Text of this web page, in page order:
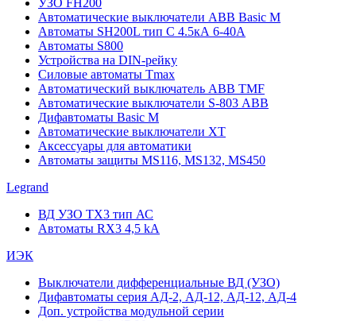
УЗО FH200
Автоматические выключатели ABB Basic M
Автоматы SH200L тип С 4.5кА 6-40А
Автоматы S800
Устройства на DIN-рейку
Силовые автоматы Tmax
Автоматический выключатель ABB TMF
Автоматические выключатели S-803 АВВ
Дифавтоматы Basic M
Автоматические выключатели XT
Аксессуары для автоматики
Автоматы защиты MS116, MS132, MS450
Legrand
ВД УЗО TX3 тип АС
Автоматы RX3 4,5 kA
ИЭК
Выключатели дифференциальные ВД (УЗО)
Дифавтоматы серия АД-2, АД-12, АД-12, АД-4
Доп. устройства модульной серии